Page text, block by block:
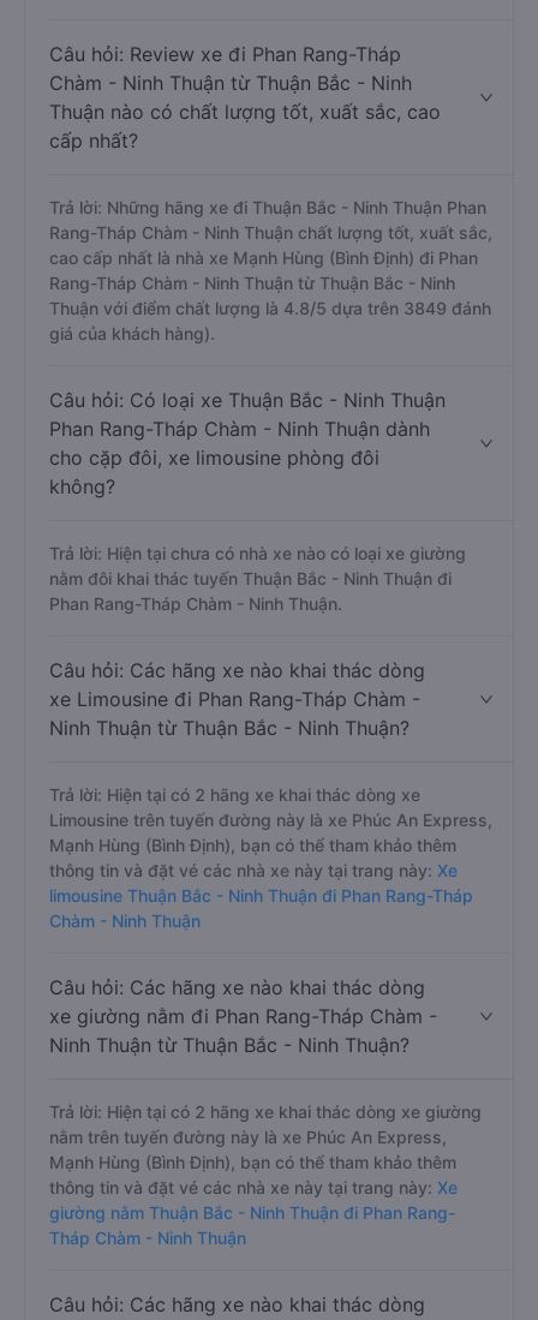
Câu hỏi: Review xe đi Phan Rang-Tháp
Chàm - Ninh Thuận từ Thuận Bắc - Ninh
Thuận nào có chất lượng tốt, xuất sắc, cao
cấp nhất?
Trả lời: Những hãng xe đi Thuận Bắc - Ninh Thuận Phan
Rang-Tháp Chàm - Ninh Thuận chất lượng tốt, xuất sắc,
cao cấp nhất là nhà xe Mạnh Hùng (Bình Định) đi Phan
Rang-Tháp Chàm - Ninh Thuận từ Thuận Bắc - Ninh
Thuận với điểm chất lượng là 4.8/5 dựa trên 3849 đánh
giá của khách hàng).
Câu hỏi: Có loại xe Thuận Bắc - Ninh Thuận
Phan Rang-Tháp Chàm - Ninh Thuận dành
cho cặp đôi, xe limousine phòng đôi
không?
Trả lời: Hiện tại chưa có nhà xe nào có loại xe giường
nằm đôi khai thác tuyến Thuận Bắc - Ninh Thuận đi
Phan Rang-Tháp Chàm - Ninh Thuận.
Câu hỏi: Các hãng xe nào khai thác dòng
xe Limousine đi Phan Rang-Tháp Chàm -
Ninh Thuận từ Thuận Bắc - Ninh Thuận?
Trả lời: Hiện tại có 2 hãng xe khai thác dòng xe
Limousine trên tuyến đường này là xe Phúc An Express,
Mạnh Hùng (Bình Định), bạn có thể tham khảo thêm
thông tin và đặt vé các nhà xe này tại trang này: Xe
limousine Thuận Bắc - Ninh Thuận đi Phan Rang-Tháp
Chàm - Ninh Thuận
Câu hỏi: Các hãng xe nào khai thác dòng
xe giường nằm đi Phan Rang-Tháp Chàm -
Ninh Thuận từ Thuận Bắc - Ninh Thuận?
Trả lời: Hiện tại có 2 hãng xe khai thác dòng xe giường
nằm trên tuyến đường này là xe Phúc An Express,
Mạnh Hùng (Bình Định), bạn có thể tham khảo thêm
thông tin và đặt vé các nhà xe này tại trang này: Xe
giường nằm Thuận Bắc - Ninh Thuận đi Phan Rang-
Tháp Chàm - Ninh Thuận
Câu hỏi: Các hãng xe nào khai thác dòng